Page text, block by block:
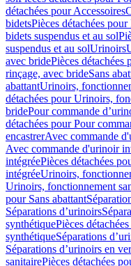
détachées pour Accessoires
bidetsPièces détachées
bidets suspendus et au sol
suspendus et au solUrinoirs
avec bridePièces
rinçage, avec brideSans
abattantUrinoirs,
détachées pour Urinoirs,
bridePour commande
détachées pour Pour
encastrerAvec commande
Avec commande d'urinoir
intégréePièces détachées
intégréeUrinoirs,
Urinoirs, fonctionnement
pour Sans abattant
Séparations d’urinoirs
synthétiquePièces
synthétiqueSéparations
Séparations d’urinoirs en
sanitairePièces détachées